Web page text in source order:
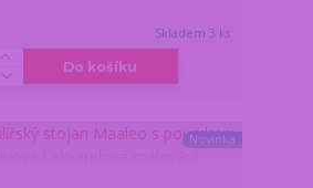
Skladem 3 ks
Do košíku
Novinka